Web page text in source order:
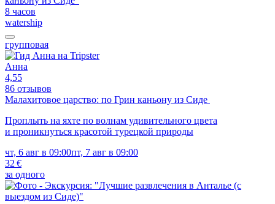
8 часов
watership
групповая
Анна
4,55
86 отзывов
Малахитовое царство: по Грин каньону из Сиде
Проплыть на яхте по волнам удивительного цвета
и проникнуться красотой турецкой природы
чт, 6 авг в 09:00пт, 7 авг в 09:00
32 €
за одного